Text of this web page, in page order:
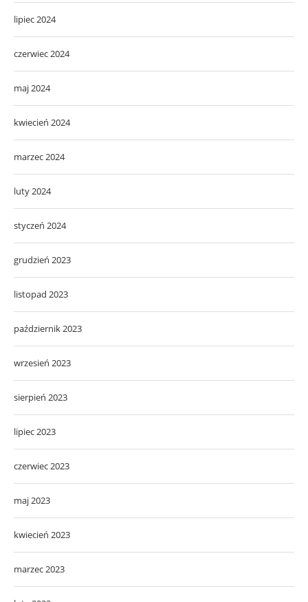
lipiec 2024
czerwiec 2024
maj 2024
kwiecień 2024
marzec 2024
luty 2024
styczeń 2024
grudzień 2023
listopad 2023
październik 2023
wrzesień 2023
sierpień 2023
lipiec 2023
czerwiec 2023
maj 2023
kwiecień 2023
marzec 2023